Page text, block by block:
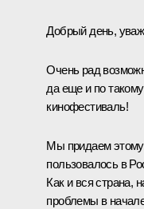
Добрый день,
Очень рад
да еще и по
кинофестиваль!
Мы придаем этому
пользовалось в
Как и вся страна,
проблемы в